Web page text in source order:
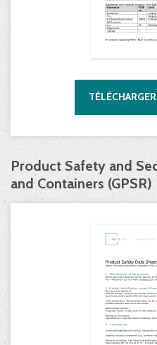
TÉLÉCHARGER
Product Safety and
and Containers (GPSR)